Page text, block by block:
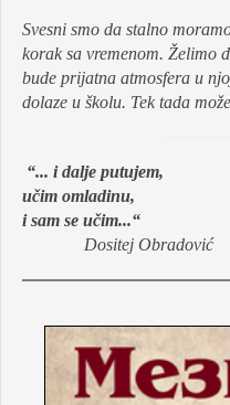
Svesni smo da stalno
korak sa vremenom. Želimo
bude prijatna atmosfera u
dolaze u školu. Tek tada
“... i dalje putujem,
učim omladinu,
i sam se učim...“
Dositej Obradović